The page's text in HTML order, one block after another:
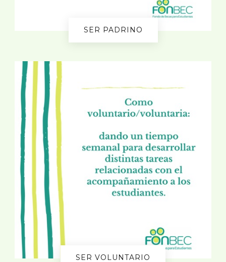
SER PADRINO
SER VOLUNTARIO